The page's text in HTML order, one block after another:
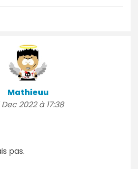
Mathieuu
Dec 2022 à 17:38
pas.